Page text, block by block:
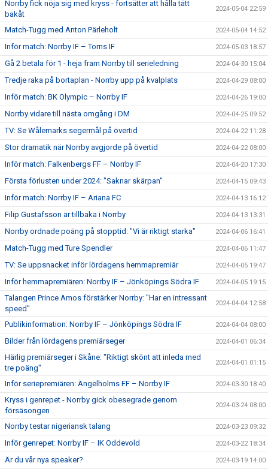
Norrby fick nöja sig med kryss - fortsätter att hålla tätt
bakåt
2024-05-04 22:59
Match-Tugg med Anton Pärleholt 2024-05-04 14:52
Inför match: Norrby IF – Torns IF 2024-05-03 18:57
Gå 2 betala för 1 - heja fram Norrby till serieledning 2024-04-30 15:04
Tredje raka på bortaplan - Norrby upp på kvalplats 2024-04-29 08:00
Inför match: BK Olympic – Norrby IF 2024-04-26 19:00
Norrby vidare till nästa omgång i DM 2024-04-25 09:52
TV: Se Wålemarks segermål på övertid 2024-04-22 11:28
Stor dramatik när Norrby avgjorde på övertid 2024-04-22 08:00
Inför match: Falkenbergs FF – Norrby IF 2024-04-20 17:30
Första förlusten under 2024: "Saknar skärpan" 2024-04-15 09:43
Inför match: Norrby IF – Ariana FC 2024-04-13 16:12
Filip Gustafsson är tillbaka i Norrby 2024-04-13 13:31
Norrby ordnade poäng på stopptid: "Vi är riktigt starka" 2024-04-06 16:41
Match-Tugg med Ture Spendler 2024-04-06 11:47
TV: Se uppsnacket inför lördagens hemmapremiär 2024-04-05 19:47
Inför hemmapremiären: Norrby IF – Jönköpings Södra IF 2024-04-05 19:15
Talangen Prince Amos förstärker Norrby: "Har en intressant
speed"
2024-04-04 12:58
Publikinformation: Norrby IF – Jönköpings Södra IF 2024-04-04 08:00
Bilder från lördagens premiärseger 2024-04-01 06:34
Härlig premiärseger i Skåne: "Riktigt skönt att inleda med
tre poäng"
2024-04-01 01:15
Inför seriepremiären: Ängelholms FF – Norrby IF 2024-03-30 18:40
Kryss i genrepet - Norrby gick obesegrade genom
försäsongen
2024-03-24 08:00
Norrby testar nigeriansk talang 2024-03-23 09:32
Inför genrepet: Norrby IF – IK Oddevold 2024-03-22 18:34
Är du vår nya speaker? 2024-03-19 14:00